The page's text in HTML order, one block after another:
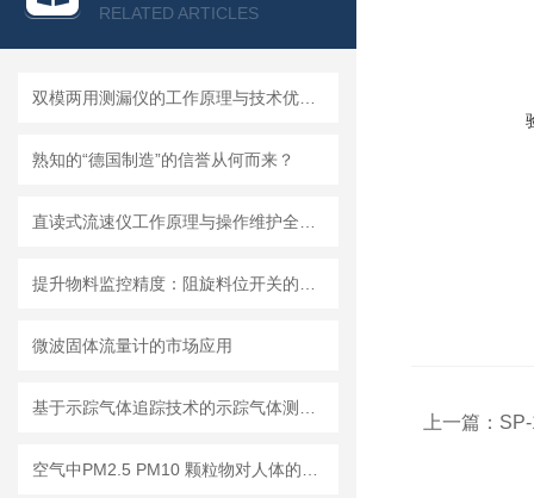
RELATED ARTICLES
熟知的“德国制造”的信誉从何而来？
微波固体流量计的市场应用
上一篇：